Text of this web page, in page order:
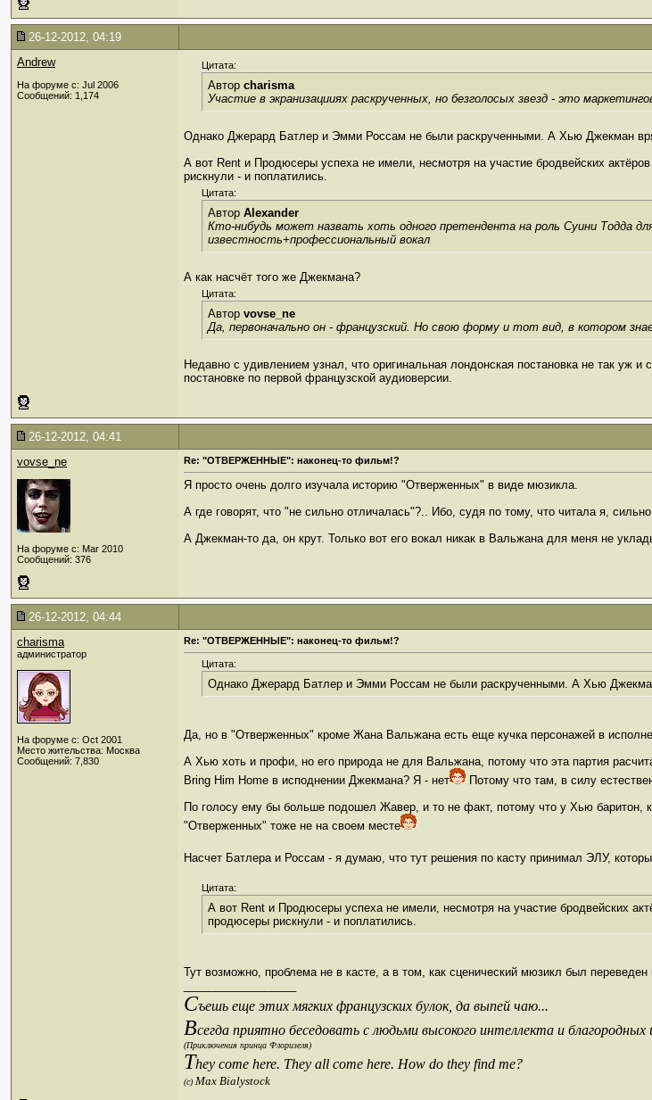
26-12-2012, 04:19
Andrew
На форуме с: Jul 2006
Сообщений: 1,174
Цитата:
Автор charisma
Участие в экранизацииях раскрученных, но безголосых звезд - это
Однако Джерард Батлер и Эмми Россам не были раскрученными. А Хью Джекман
А вот Rent и Продюсеры успеха не имели, несмотря на участие бродвейских
рискнули - и поплатились.
Цитата:
Автор Alexander
Кто-нибудь может назвать хоть одного претендента на роль Суини Тодда
известность+профессиональный вокал
А как насчёт того же Джекмана?
Цитата:
Автор vovse_ne
Да, первоначально он - французский. Но свою форму и тот вид, в котором
Недавно с удивлением узнал, что оригинальная лондонская постановка не так уж
постановке по первой французской аудиоверсии.
26-12-2012, 04:41
vovse_ne
На форуме с: Mar 2010
Сообщений: 376
Re: "ОТВЕРЖЕННЫЕ": наконец-то фильм!?
Я просто очень долго изучала историю "Отверженных" в виде мюзикла.
А где говорят, что "не сильно отличалась"?.. Ибо, судя по тому, что читала я,
А Джекман-то да, он крут. Только вот его вокал никак в Вальжана для меня не
26-12-2012, 04:44
charisma
администратор
На форуме с: Oct 2001
Место жительства: Москва
Сообщений: 7,830
Re: "ОТВЕРЖЕННЫЕ": наконец-то фильм!?
Цитата:
Однако Джерард Батлер и Эмми Россам не были раскрученными. А Хью
Да, но в "Отверженных" кроме Жана Вальжана есть еще кучка персонажей в
А Хью хоть и профи, но его природа не для Вальжана, потому что эта партия
Bring Him Home в исподнении Джекмана? Я - нет
Потому что там, в силу
По голосу ему бы больше подошел Жавер, и то не факт, потому что у Хью баритон,
"Отверженных" тоже не на своем месте
Насчет Батлера и Россам - я думаю, что тут решения по касту принимал ЭЛУ,
Цитата:
А вот Rent и Продюсеры успеха не имели, несмотря на участие бродвейских
продюсеры рискнули - и поплатились.
Тут возможно, проблема не в касте, а в том, как сценический мюзикл был переведен
Съешь еще этих мягких французских булок, да выпей чаю...
Всегда приятно беседовать с людьми высокого интеллекта и благородных
(Приключения принца Флоризеля)
They come here. They all come here. How do they find me?
(c) Max Bialystock